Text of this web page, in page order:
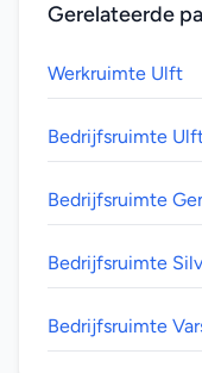
Gerelateerde
Werkruimte Ulft
Bedrijfsruimte
Bedrijfsruimte
Bedrijfsruimte
Bedrijfsruimte